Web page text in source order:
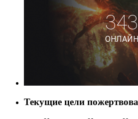
Текущие цели